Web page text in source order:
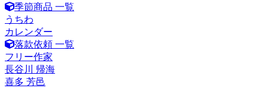
季節商品 一覧
うちわ
カレンダー
落款依頼 一覧
フリー作家
長谷川 帰海
喜多 芳邑